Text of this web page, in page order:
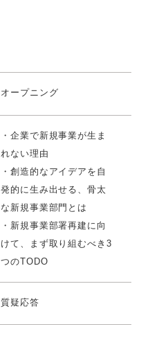
オープニング
・企業で新規事業が生ま
れない理由
・創造的なアイデアを自
発的に生み出せる、骨太
な新規事業部門とは
・新規事業部署再建に向
けて、まず取り組むべき3
つのTODO
質疑応答